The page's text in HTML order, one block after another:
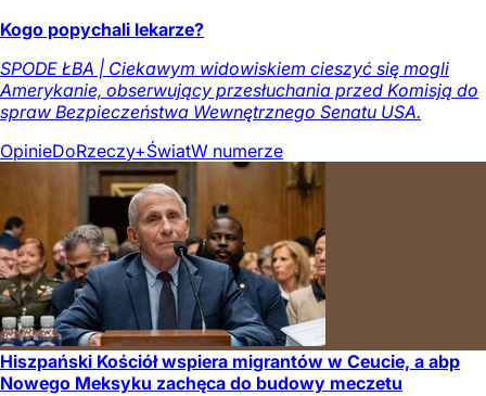
Kogo popychali lekarze?
SPODE ŁBA | Ciekawym widowiskiem cieszyć się mogli
Amerykanie, obserwujący przesłuchania przed Komisją do
spraw Bezpieczeństwa Wewnętrznego Senatu USA.
OpinieDoRzeczy+ŚwiatW numerze
Hiszpański Kościół wspiera migrantów w Ceucie, a abp
Nowego Meksyku zachęca do budowy meczetu